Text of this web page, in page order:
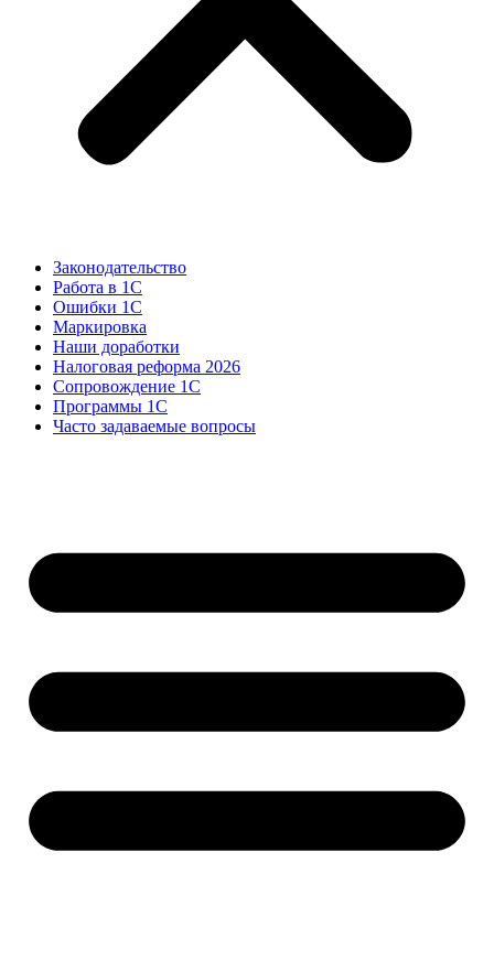
Законодательство
Работа в 1С
Ошибки 1С
Маркировка
Наши доработки
Налоговая реформа 2026
Сопровождение 1С
Программы 1С
Часто задаваемые вопросы